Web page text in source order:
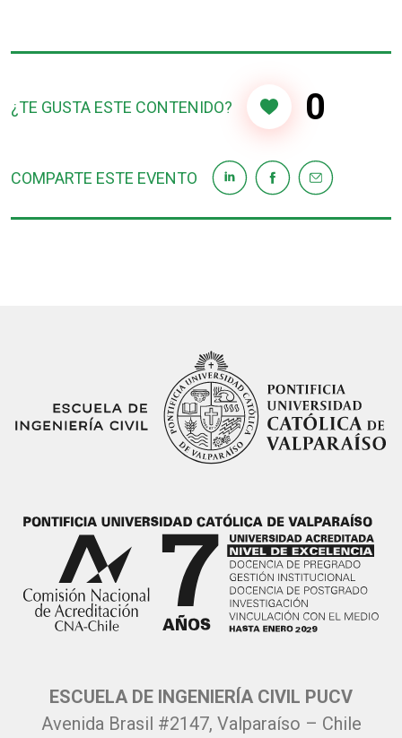
¿TE GUSTA ESTE CONTENIDO? 0
COMPARTE ESTE EVENTO
ESCUELA DE INGENIERÍA CIVIL PUCV
Avenida Brasil #2147, Valparaíso – Chile